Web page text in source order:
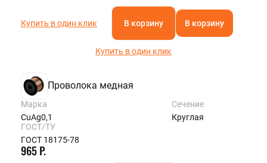
Купить в один клик В корзину В корзину
Купить в один клик
Проволока медная
Марка
CuAg0,1
Сечение
Круглая
ГОСТ/ТУ
ГОСТ 18175-78
965 Р.